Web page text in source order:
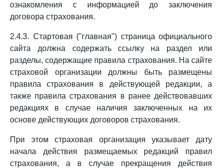
ознакомления с информацией до заключения
договора страхования.
2.4.3. Стартовая ("главная") страница официального
сайта должна содержать ссылку на раздел или
разделы, содержащие правила страхования. На сайте
страховой организации должны быть размещены
правила страхования в действующей редакции, а
также правила страхования в ранее действовавших
редакциях в случае наличия заключенных на их
основе действующих договоров страхования.
При этом страховая организация указывает дату
начала действия размещаемых редакций правил
страхования, а в случае прекращения действия